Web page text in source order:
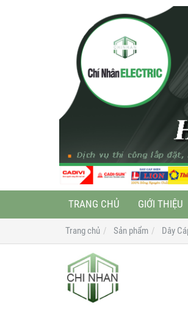
TRANG CHỦ GIỚI THIỆU
Trang chủ Sản phẩm Dây